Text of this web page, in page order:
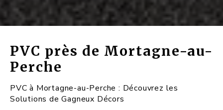
PVC près de Mortagne-au-
Perche
PVC à Mortagne-au-Perche : Découvrez les
Solutions de Gagneux Décors